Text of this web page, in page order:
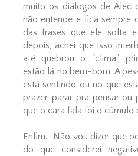
muito os diálogos de Alec
não entende e fica sempre
das frases que ele solta
depois, achei que isso
até quebrou o "clima",
estão lá no bem-bom. A
está sentindo ou no que
prazer, parar pra pensar
que o cara fala foi o cúmulo
Enfim... Não vou dizer que
do que considerei